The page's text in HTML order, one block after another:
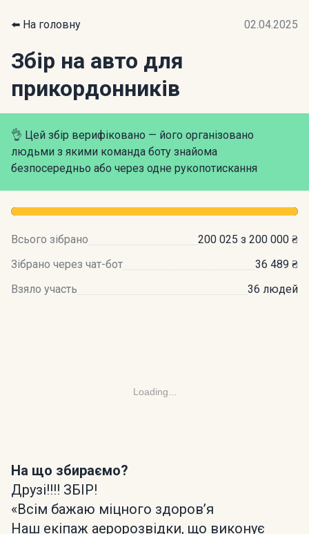
⬅️ На головну 02.04.2025
Збір на авто для
прикордонників
👌 Цей збір верифіковано — його організовано
людьми з якими команда боту знайома
безпосередньо або через одне рукопотискання
Всього зібрано
200 025 з 200 000 ₴
Зібрано через чат-бот
36 489 ₴
Взяло участь
36 людей
Loading...
На що збираємо?
Друзі!!!! ЗБІР!
«Всім бажаю міцного здоров’я
Наш екіпаж аеророзвідки, що виконує